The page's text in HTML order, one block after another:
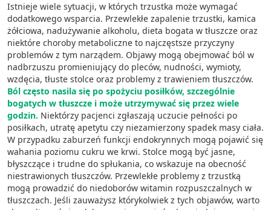
Istnieje wiele sytuacji, w których trzustka może wymagać
dodatkowego wsparcia. Przewlekłe zapalenie trzustki, kamica
żółciowa, nadużywanie alkoholu, dieta bogata w tłuszcze oraz
niektóre choroby metaboliczne to najczęstsze przyczyny
problemów z tym narządem. Objawy mogą obejmować ból w
nadbrzuszu promieniujący do pleców, nudności, wymioty,
wzdęcia, tłuste stolce oraz problemy z trawieniem tłuszczów.
Ból często nasila się po spożyciu posiłków, szczególnie
bogatych w tłuszcze i może utrzymywać się przez wiele
godzin. Niektórzy pacjenci zgłaszają uczucie pełności po
posiłkach, utratę apetytu czy niezamierzony spadek masy ciała.
W przypadku zaburzeń funkcji endokrynnych mogą pojawić się
wahania poziomu cukru we krwi. Stolce mogą być jasne,
błyszczące i trudne do spłukania, co wskazuje na obecność
niestrawionych tłuszczów. Przewlekłe problemy z trzustką
mogą prowadzić do niedoborów witamin rozpuszczalnych w
tłuszczach. Jeśli zauważysz którykolwiek z tych objawów, warto